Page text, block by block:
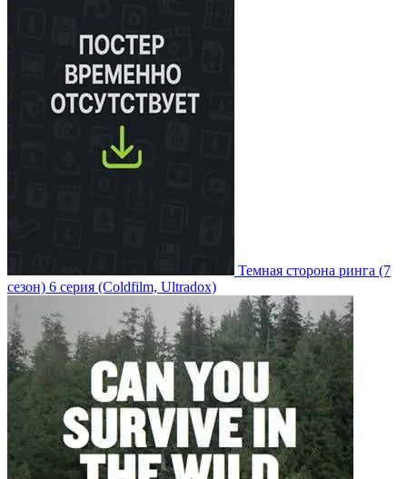
Темная сторона ринга (7
сезон) 6 серия (Coldfilm, Ultradox)